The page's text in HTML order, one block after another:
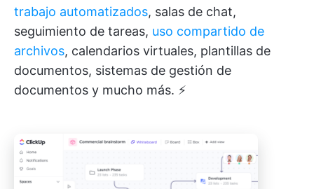
trabajo automatizados, salas de chat,
seguimiento de tareas, uso compartido de
archivos, calendarios virtuales, plantillas de
documentos, sistemas de gestión de
documentos y mucho más. ⚡️